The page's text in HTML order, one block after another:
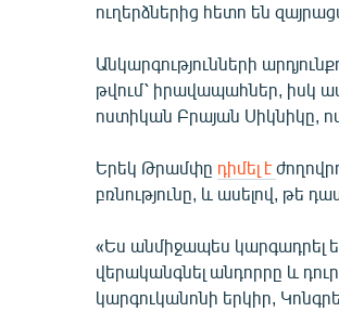
ուղերձներից հետո են
Անկարգությունների
թվում՝ իրավապահներ, իսկ
ոստիկան Բրայան Սիկնիկը,
Երեկ Թրամփը դիմել է
բռնությունը, և ասելով, թե
«Ես անմիջապես կարգադրել
վերականգնել անդորրը և
կարգուկանոնի երկիր,